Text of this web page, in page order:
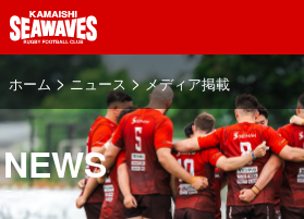
ホーム>ニュース>メディア掲載
NEWS
ニュース